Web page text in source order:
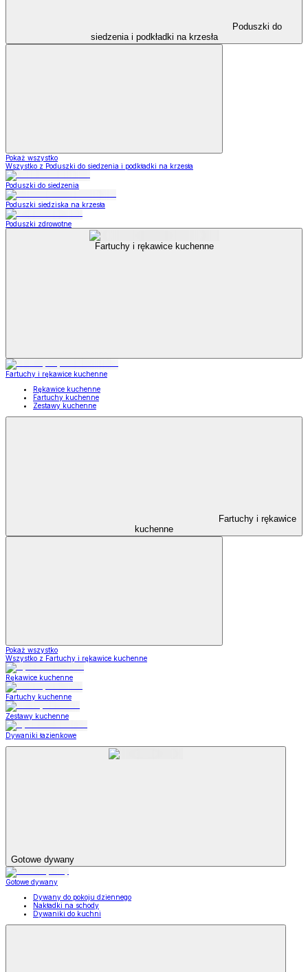
Poduszki do
siedzenia i podkładki na krzesła
Pokaż wszystko
Wszystko z Poduszki do siedzenia i podkładki na krzesła
Poduszki do siedzenia
Poduszki siedziska na krzesła
Poduszki zdrowotne
Fartuchy i rękawice kuchenne
Fartuchy i rękawice kuchenne
Rękawice kuchenne
Fartuchy kuchenne
Zestawy kuchenne
Fartuchy i rękawice
kuchenne
Pokaż wszystko
Wszystko z Fartuchy i rękawice kuchenne
Rękawice kuchenne
Fartuchy kuchenne
Zestawy kuchenne
Dywaniki łazienkowe
Gotowe dywany
Gotowe dywany
Dywany do pokoju dziennego
Nakładki na schody
Dywaniki do kuchni